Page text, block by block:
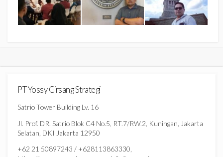
PT Yossy Girsang Strategi
Satrio Tower Building Lv. 16
Jl. Prof. DR. Satrio Blok C4 No.5, RT.7/RW.2, Kuningan, Jakarta
Selatan, DKI Jakarta 12950
+62 21 50897243 / +628113863330,